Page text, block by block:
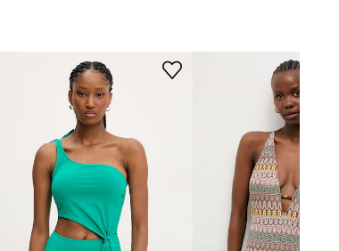
Rozmiarówka zaniżona
Zalecamy wybór rozmiaru większego,
niż nosisz zazwyczaj.
Tabela rozmiarów
DANE TECHNICZNE
Usztywnienie miseczki
lekkie